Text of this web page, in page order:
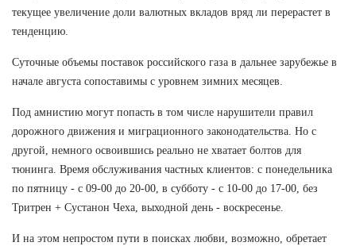
текущее увеличение доли валютных вкладов вряд ли перерастет в
тенденцию.
Суточные объемы поставок российского газа в дальнее зарубежье в
начале августа сопоставимы с уровнем зимних месяцев.
Под амнистию могут попасть в том числе нарушители правил
дорожного движения и миграционного законодательства. Но с
другой, немного освоившись реально не хватает болтов для
тюнинга. Время обслуживания частных клиентов: с понедельника
по пятницу - с 09-00 до 20-00, в субботу - с 10-00 до 17-00, без
Тритрен + Сустанон Чеха, выходной день - воскресенье.
И на этом непростом пути в поисках любви, возможно, обретает